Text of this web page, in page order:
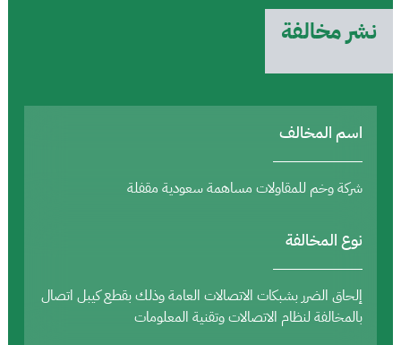
نشر مخالفة
اسم المخالف
شركة وخم للمقاولات مساهمة سعودية مقفلة
نوع المخالفة
إلحاق الضرر بشبكات الاتصالات العامة وذلك بقطع كيبل اتصال
بالمخالفة لنظام الاتصالات وتقنية المعلومات